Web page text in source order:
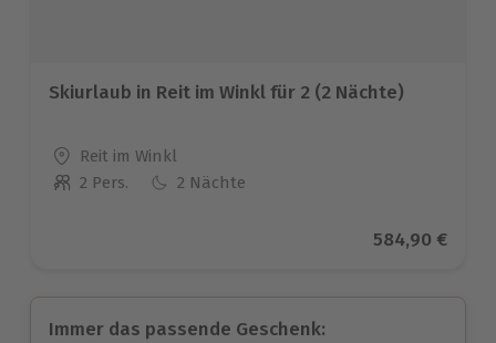
Skiurlaub in Reit im Winkl für 2 (2 Nächte)
Standort
Reit im Winkl
Anzahl der Teilnehmer
2 Pers. 2 Nächte
Aktueller
584,90 €
Immer das passende Geschenk: